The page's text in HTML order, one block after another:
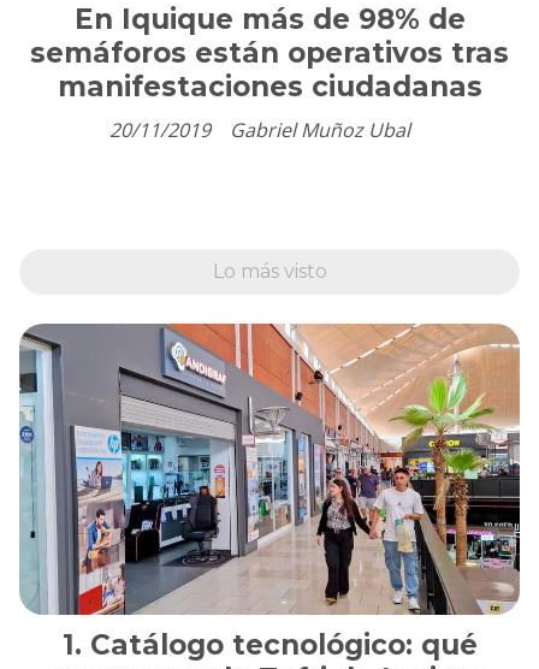
En Iquique más de 98% de
semáforos están operativos tras
manifestaciones ciudadanas
Gabriel Muñoz Ubal
20/11/2019
Lo más visto
Catálogo tecnológico: qué